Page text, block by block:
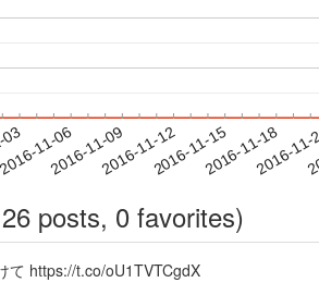
11-06
2016-11-092016-11-122016-11-152016-11-18
2016-
posts, 0 favorites)
て https://t.co/oU1TVTCgdX